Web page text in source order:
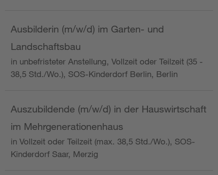
Ausbilderin (m/w/d) im Garten- und
Landschaftsbau
in unbefristeter Anstellung, Vollzeit oder Teilzeit (35 -
38,5 Std./Wo.), SOS-Kinderdorf Berlin, Berlin
Auszubildende (m/w/d) in der Hauswirtschaft
im Mehrgenerationenhaus
in Vollzeit oder Teilzeit (max. 38,5 Std./Wo.), SOS-
Kinderdorf Saar, Merzig